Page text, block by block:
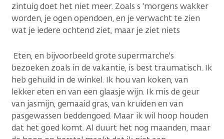
zintuig doet het niet meer. Zoals s 'morgens wakker
worden, je ogen opendoen, en je verwacht te zien
wat je iedere ochtend ziet, maar je ziet niets
Eten, en bijvoorbeeld grote supermarche's
bezoeken zoals in de vakantie, is best traumatisch. Ik
heb gehuild in de winkel. Ik hou van koken, van
lekker eten en van een glaasje wijn. Ik mis de geur
van jasmijn, gemaaid gras, van kruiden en van
pasgewassen beddengoed. Maar ik wil hoop houden
dat het goed komt. Al duurt het nog maanden, maar